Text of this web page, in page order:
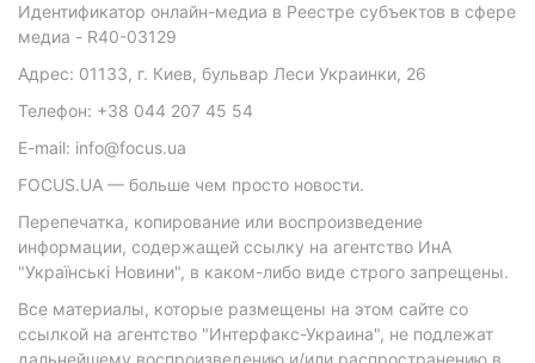
Идентификатор онлайн-медиа в Реестре субъектов в сфере
медиа - R40-03129
Адрес: 01133, г. Киев, бульвар Леси Украинки, 26
Телефон: +38 044 207 45 54
E-mail: info@focus.ua
FOCUS.UA — больше чем просто новости.
Перепечатка, копирование или воспроизведение
информации, содержащей ссылку на агентство ИнА
"Українські Новини", в каком-либо виде строго запрещены.
Все материалы, которые размещены на этом сайте со
ссылкой на агентство "Интерфакс-Украина", не подлежат
дальнейшему воспроизведению и/или распространению в